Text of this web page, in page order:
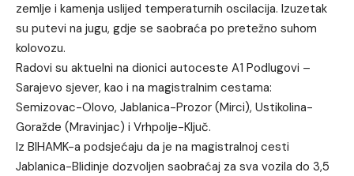
zemlje i kamenja uslijed temperaturnih oscilacija. Izuzetak
su putevi na jugu, gdje se saobraća po pretežno suhom
kolovozu.
Radovi su aktuelni na dionici autoceste A1 Podlugovi –
Sarajevo sjever, kao i na magistralnim cestama:
Semizovac-Olovo, Jablanica-Prozor (Mirci), Ustikolina-
Goražde (Mravinjac) i Vrhpolje-Ključ.
Iz BIHAMK-a podsjećaju da je na magistralnoj cesti
Jablanica-Blidinje dozvoljen saobraćaj za sva vozila do 3,5